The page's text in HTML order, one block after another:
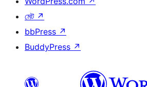
মেট ↗
bbPress ↗
BuddyPress ↗